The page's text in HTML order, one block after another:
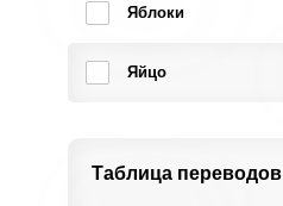
Яблоки
Яйцо
Таблица переводов